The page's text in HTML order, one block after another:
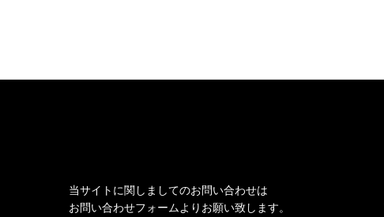
当サイトに関しましてのお問い合わせは
お問い合わせフォームよりお願い致します。